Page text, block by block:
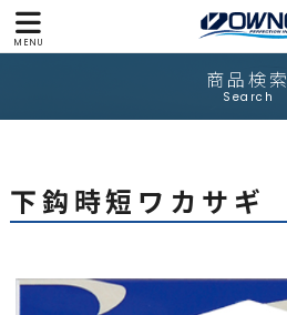
MENU
商品検索
Search
下鈎時短ワカサギ